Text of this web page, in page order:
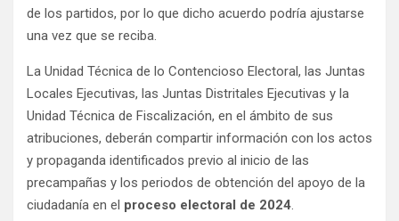
de los partidos, por lo que dicho acuerdo podría ajustarse
una vez que se reciba.
La Unidad Técnica de lo Contencioso Electoral, las Juntas
Locales Ejecutivas, las Juntas Distritales Ejecutivas y la
Unidad Técnica de Fiscalización, en el ámbito de sus
atribuciones, deberán compartir información con los actos
y propaganda identificados previo al inicio de las
precampañas y los periodos de obtención del apoyo de la
ciudadanía en el proceso electoral de 2024.